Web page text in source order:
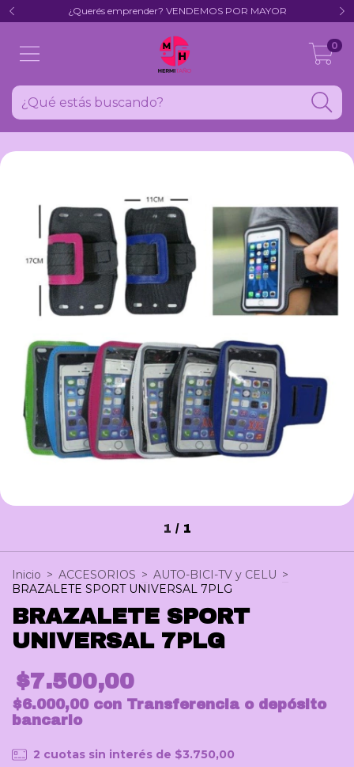
¿Querés emprender? VENDEMOS POR MAYOR
0
1 / 1
Inicio > ACCESORIOS > AUTO-BICI-TV y CELU >
BRAZALETE SPORT UNIVERSAL 7PLG
BRAZALETE SPORT
UNIVERSAL 7PLG
$7.500,00
$6.000,00 con Transferencia o depósito
bancario
2 cuotas sin interés de $3.750,00